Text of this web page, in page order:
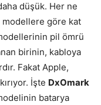
düşük. Her ne
modellere göre kat
pil ömrü
birinin, kabloya
Fakat Apple,
İşte DxOmark
batarya